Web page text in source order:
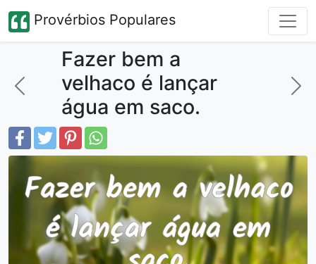
Provérbios Populares
Fazer bem a
velhaco é lançar
água em saco.